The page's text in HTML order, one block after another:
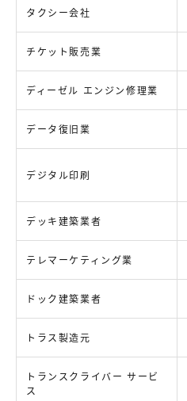
タクシー会社
チケット販売業
ディーゼル エンジン修理業
データ復旧業
デジタル印刷
デッキ建築業者
テレマーケティング業
ドック建築業者
トラス製造元
トランスクライバー サービ
ス